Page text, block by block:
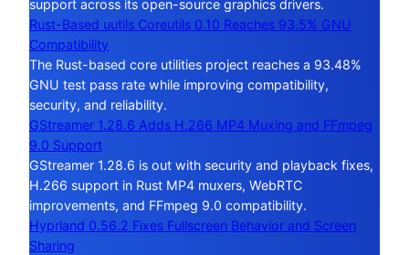
support across its open-source graphics drivers.
Rust-Based uutils Coreutils 0.10 Reaches 93.5% GNU
Compatibility
The Rust-based core utilities project reaches a 93.48%
GNU test pass rate while improving compatibility,
security, and reliability.
GStreamer 1.28.6 Adds H.266 MP4 Muxing and FFmpeg
9.0 Support
GStreamer 1.28.6 is out with security and playback fixes,
H.266 support in Rust MP4 muxers, WebRTC
improvements, and FFmpeg 9.0 compatibility.
Hyprland 0.56.2 Fixes Fullscreen Behavior and Screen
Sharing